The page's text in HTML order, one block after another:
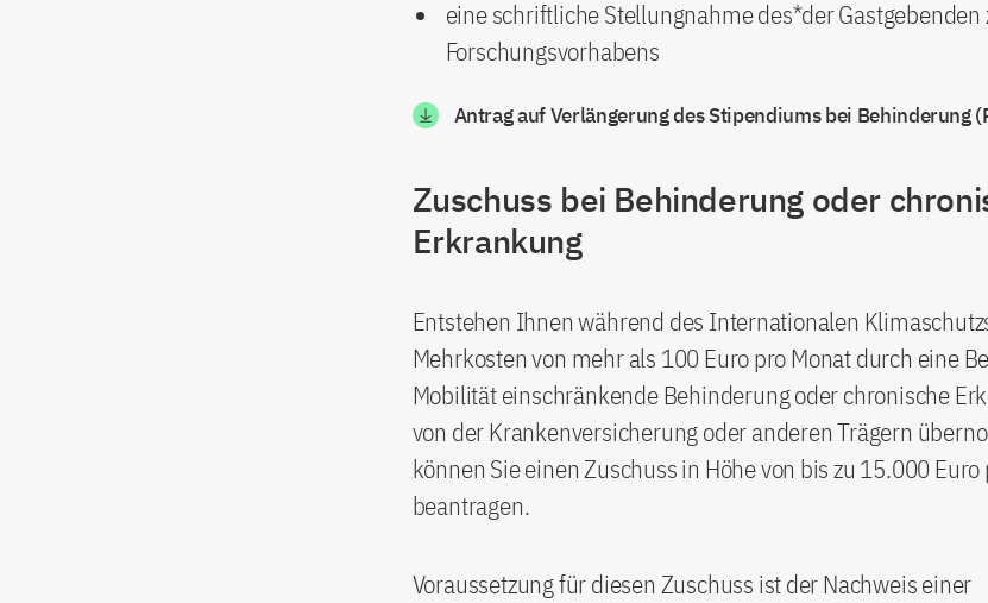
eine schriftliche Stellungnahme des*der Gastgebenden
Forschungsvorhabens
Antrag auf Verlängerung des Stipendiums bei Behinderung
Zuschuss bei Behinderung oder
Erkrankung
Entstehen Ihnen während des Internationalen
Mehrkosten von mehr als 100 Euro pro Monat durch eine
Mobilität einschränkende Behinderung oder chronische
von der Krankenversicherung oder anderen Trägern
können Sie einen Zuschuss in Höhe von bis zu 15.000
beantragen.
Voraussetzung für diesen Zuschuss ist der Nachweis einer